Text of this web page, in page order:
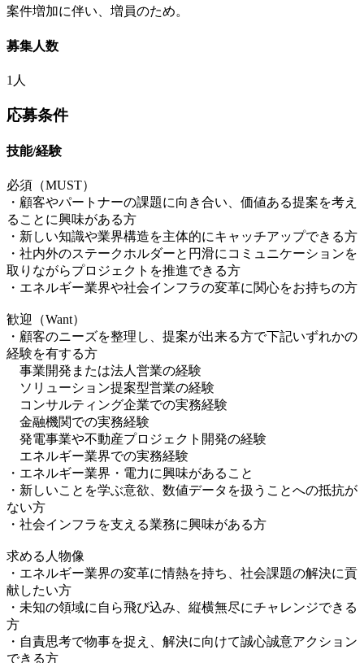
案件増加に伴い、増員のため。
募集人数
1人
応募条件
技能/経験
必須（MUST）
・顧客やパートナーの課題に向き合い、価値ある提案を考え
ることに興味がある方
・新しい知識や業界構造を主体的にキャッチアップできる方
・社内外のステークホルダーと円滑にコミュニケーションを
取りながらプロジェクトを推進できる方
・エネルギー業界や社会インフラの変革に関心をお持ちの方
歓迎（Want）
・顧客のニーズを整理し、提案が出来る方で下記いずれかの
経験を有する方
事業開発または法人営業の経験
ソリューション提案型営業の経験
コンサルティング企業での実務経験
金融機関での実務経験
発電事業や不動産プロジェクト開発の経験
エネルギー業界での実務経験
・エネルギー業界・電力に興味があること
・新しいことを学ぶ意欲、数値データを扱うことへの抵抗が
ない方
・社会インフラを支える業務に興味がある方
求める人物像
・エネルギー業界の変革に情熱を持ち、社会課題の解決に貢
献したい方
・未知の領域に自ら飛び込み、縦横無尽にチャレンジできる
方
・自責思考で物事を捉え、解決に向けて誠心誠意アクション
できる方